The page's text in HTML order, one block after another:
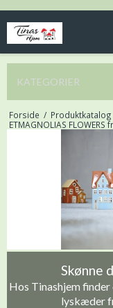
KATEGORIER
Forside / Produktkatalog
ETMAGNOLIAS
Skønne
Hos Tinashjem
lyskæder